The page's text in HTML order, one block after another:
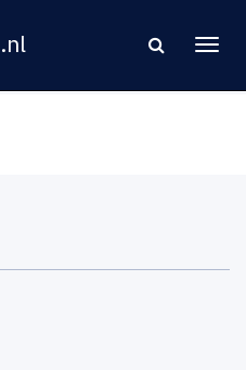
.nl